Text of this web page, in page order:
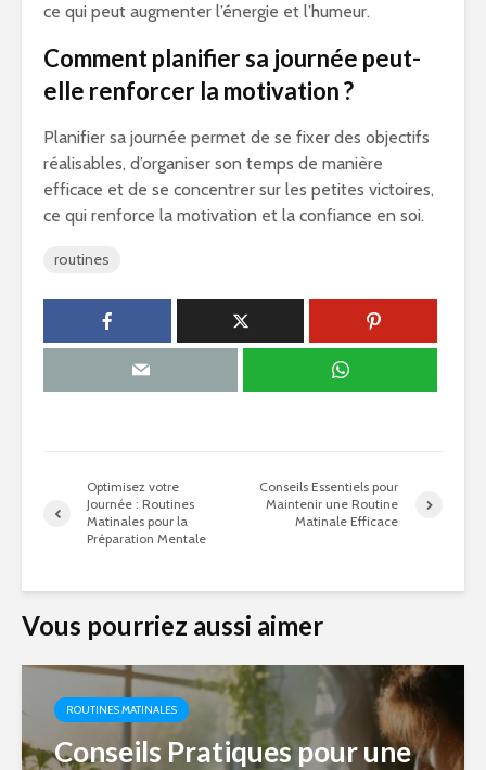
ce qui peut augmenter l’énergie et l’humeur.
Comment planifier sa journée peut-
elle renforcer la motivation ?
Planifier sa journée permet de se fixer des objectifs
réalisables, d’organiser son temps de manière
efficace et de se concentrer sur les petites victoires,
ce qui renforce la motivation et la confiance en soi.
routines
Optimisez votre
Journée : Routines
Matinales pour la
Préparation Mentale
Conseils Essentiels pour
Maintenir une Routine
Matinale Efficace
Vous pourriez aussi aimer
ROUTINES MATINALES
Conseils Pratiques pour une